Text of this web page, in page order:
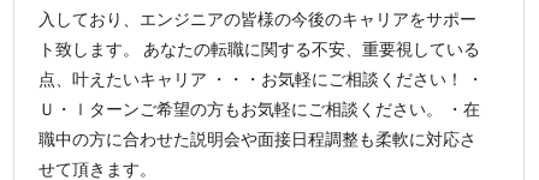
入しており、エンジニアの皆様の今後のキャリアをサポー
ト致します。 あなたの転職に関する不安、重要視している
点、叶えたいキャリア ・・・お気軽にご相談ください！ ・
Ｕ・ｌターンご希望の方もお気軽にご相談ください。 ・在
職中の方に合わせた説明会や面接日程調整も柔軟に対応さ
せて頂きます。